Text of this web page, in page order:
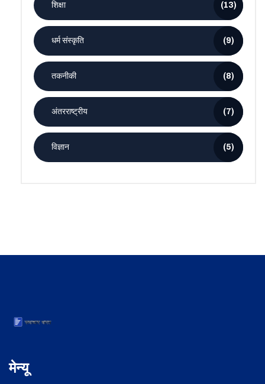
शिक्षा (13)
धर्म संस्कृति (9)
तकनीकी (8)
अंतरराष्ट्रीय (7)
विज्ञान (5)
मेन्यू